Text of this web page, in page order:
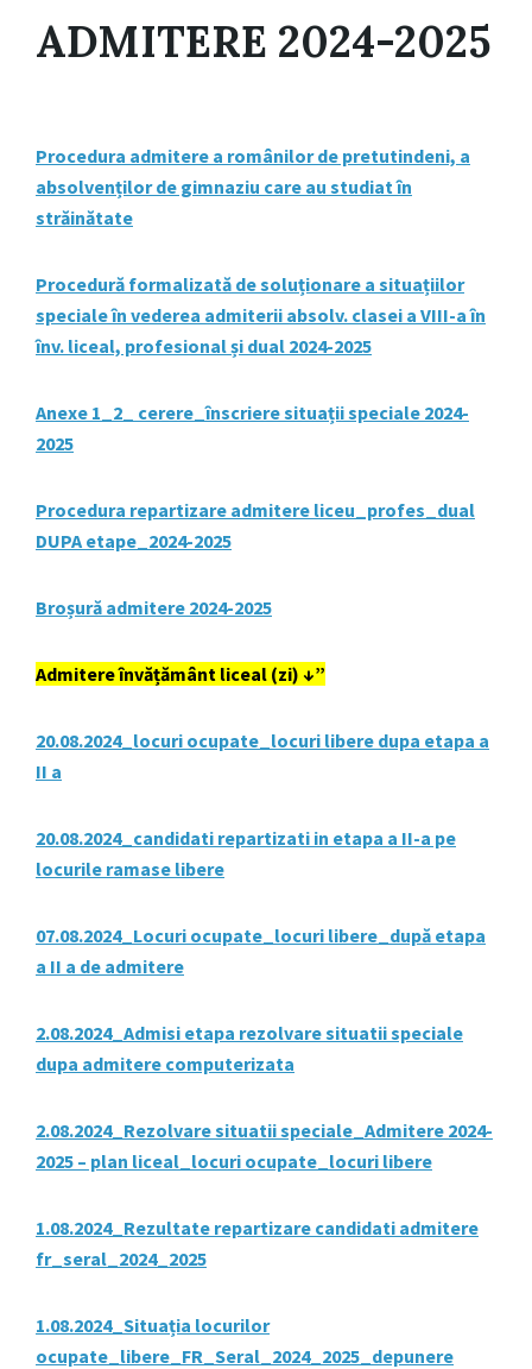
ADMITERE 2024-2025
Procedura admitere a românilor de pretutindeni, a
absolvenților de gimnaziu care au studiat în
străinătate
Procedură formalizată de soluționare a situațiilor
speciale în vederea admiterii absolv. clasei a VIII-a în
înv. liceal, profesional și dual 2024-2025
Anexe 1_2_ cerere_înscriere situații speciale 2024-
2025
Procedura repartizare admitere liceu_profes_dual
DUPA etape_2024-2025
Broșură admitere 2024-2025
Admitere învățământ liceal (zi) ↓”
20.08.2024_locuri ocupate_locuri libere dupa etapa a
II a
20.08.2024_candidati repartizati in etapa a II-a pe
locurile ramase libere
07.08.2024_Locuri ocupate_locuri libere_după etapa
a II a de admitere
2.08.2024_Admisi etapa rezolvare situatii speciale
dupa admitere computerizata
2.08.2024_Rezolvare situatii speciale_Admitere 2024-
2025 – plan liceal_locuri ocupate_locuri libere
1.08.2024_Rezultate repartizare candidati admitere
fr_seral_2024_2025
1.08.2024_Situația locurilor
ocupate_libere_FR_Seral_2024_2025_depunere